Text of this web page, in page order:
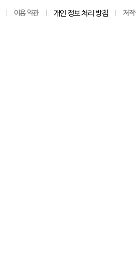
이용 약관 개인 정보 처리 방침 저